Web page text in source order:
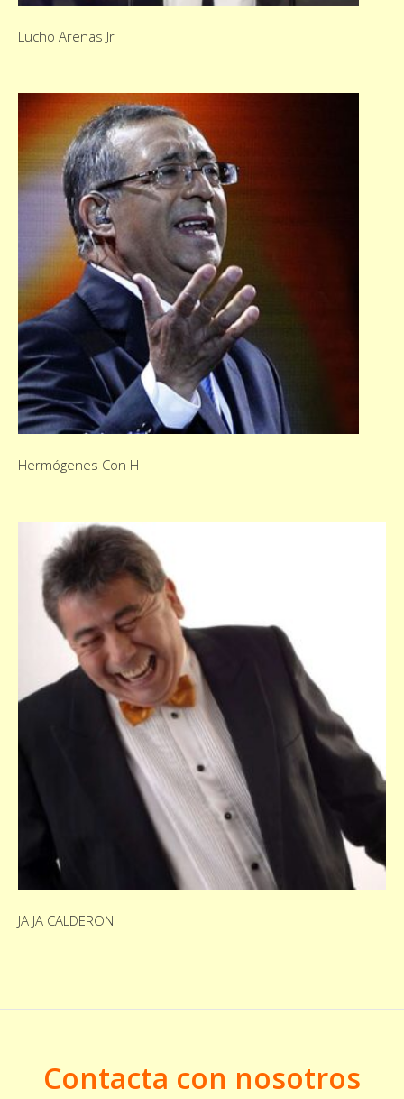
Lucho Arenas Jr
Hermógenes Con H
JA JA CALDERON
Contacta con nosotros